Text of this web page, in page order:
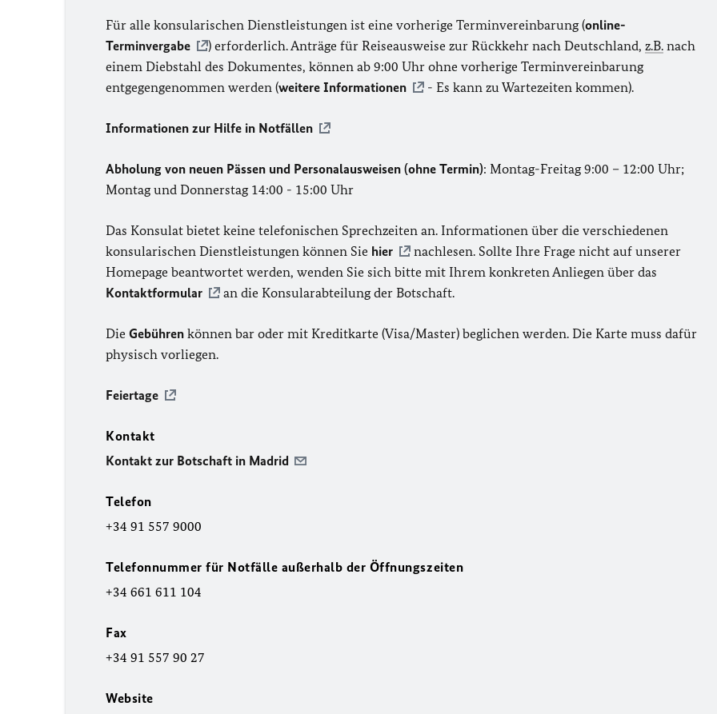
Für alle konsularischen Dienstleistungen ist eine vorherige Terminvereinbarung (online-
Terminvergabe
) erforderlich. Anträge für Reiseausweise zur Rückkehr nach Deutschland, z.B. nach
einem Diebstahl des Dokumentes, können ab 9:00 Uhr ohne vorherige Terminvereinbarung
entgegengenommen werden (weitere Informationen - Es kann zu Wartezeiten kommen).
Informationen zur Hilfe in Notfällen
Abholung von neuen Pässen und Personalausweisen (ohne Termin): Montag-Freitag 9:00 – 12:00 Uhr;
Montag und Donnerstag 14:00 - 15:00 Uhr
Das Konsulat bietet keine telefonischen Sprechzeiten an. Informationen über die verschiedenen
konsularischen Dienstleistungen können Sie hier
nachlesen. Sollte Ihre Frage nicht auf unserer
Homepage beantwortet werden, wenden Sie sich bitte mit Ihrem konkreten Anliegen über das
Kontaktformular
an die Konsularabteilung der Botschaft.
Die Gebühren können bar oder mit Kreditkarte (Visa/Master) beglichen werden. Die Karte muss dafür
physisch vorliegen.
Feiertage
Kontakt
Kontakt zur Botschaft in Madrid
Telefon
+34 91 557 9000
Telefonnummer für Notfälle außerhalb der Öffnungszeiten
+34 661 611 104
Fax
+34 91 557 90 27
Website